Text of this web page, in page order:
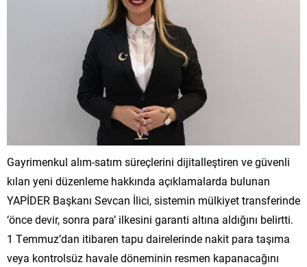
Gayrimenkul alım-satım süreçlerini dijitalleştiren ve güvenli
kılan yeni düzenleme hakkında açıklamalarda bulunan
YAPİDER Başkanı Sevcan İlici, sistemin mülkiyet transferinde
‘önce devir, sonra para’ ilkesini garanti altına aldığını belirtti.
1 Temmuz’dan itibaren tapu dairelerinde nakit para taşıma
veya kontrolsüz havale döneminin resmen kapanacağını